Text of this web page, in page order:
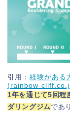
引用： 経験がある
(rainbow-
1年を通じて5回程
ダリングジムであ